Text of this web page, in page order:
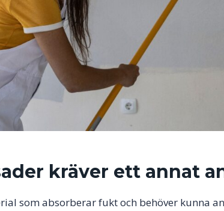
kräver ett annat
som absorberar fukt och behöver kunna